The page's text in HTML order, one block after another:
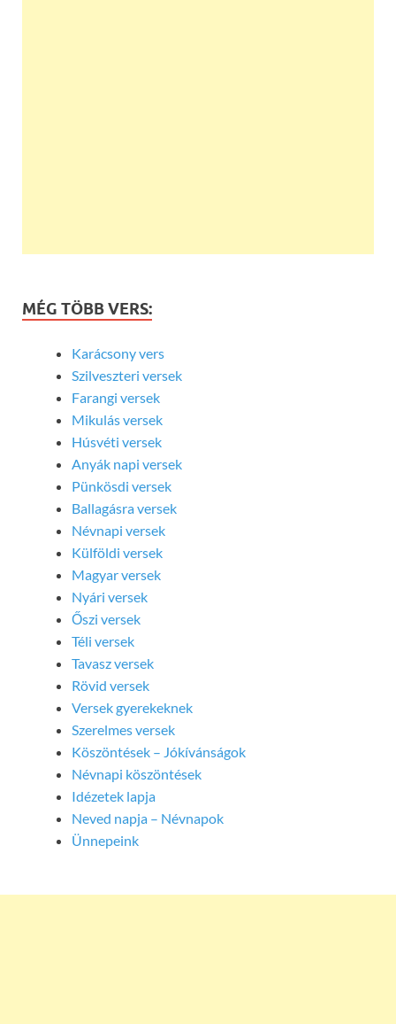
MÉG TÖBB VERS:
Karácsony vers
Szilveszteri versek
Farangi versek
Mikulás versek
Húsvéti versek
Anyák napi versek
Pünkösdi versek
Ballagásra versek
Névnapi versek
Külföldi versek
Magyar versek
Nyári versek
Őszi versek
Téli versek
Tavasz versek
Rövid versek
Versek gyerekeknek
Szerelmes versek
Köszöntések – Jókívánságok
Névnapi köszöntések
Idézetek lapja
Neved napja – Névnapok
Ünnepeink